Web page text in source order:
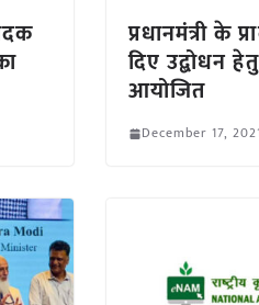
प्रधानमंत्री के
दिए उद्बोधन
आयोजित
December 17,